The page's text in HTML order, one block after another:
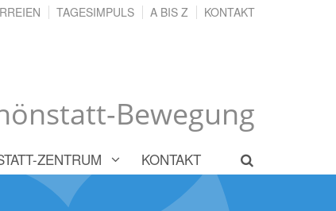
TAGESIMPULS A BIS Z KONTAKT
Bewegung
ZENTRUM KONTAKT